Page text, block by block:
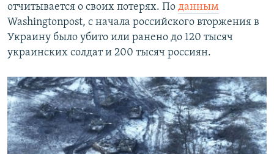
отчитывается о своих потерях. По данным
Washingtonpost, с начала российского вторжения в
Украину было убито или ранено до 120 тысяч
украинских солдат и 200 тысяч россиян.